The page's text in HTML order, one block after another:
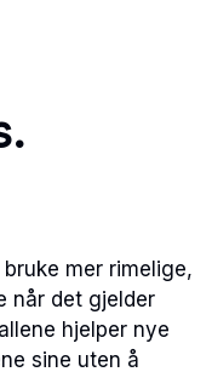
mer rimelige,
når det gjelder
hjelper nye
sine uten å